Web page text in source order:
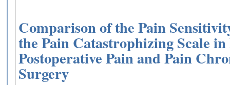
Comparison of the Pain
the Pain Catastrophizing Scale
Postoperative Pain and Pain
Surgery